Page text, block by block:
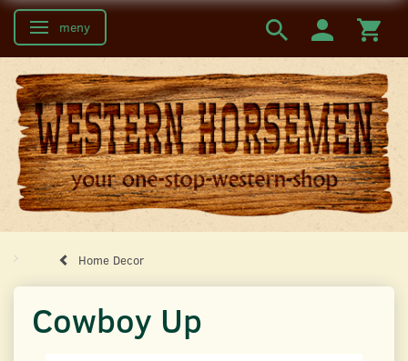
Ändra navigering
meny
Home Decor
Cowboy Up